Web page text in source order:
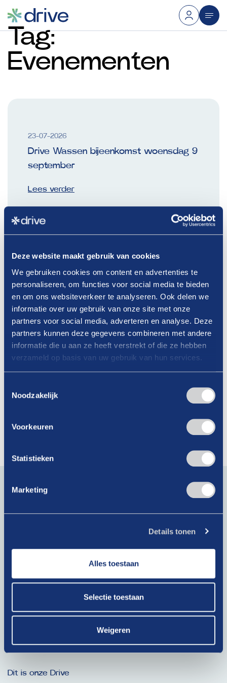
Deze website maakt gebruik van cookies
We gebruiken cookies om content en advertenties te
personaliseren, om functies voor social media te bieden
en om ons websiteverkeer te analyseren. Ook delen we
informatie over uw gebruik van onze site met onze
partners voor social media, adverteren en analyse. Deze
partners kunnen deze gegevens combineren met andere
informatie die u aan ze heeft verstrekt of die ze hebben
verzameld op basis van uw gebruik van hun services.
Noodzakelijk
Voorkeuren
Statistieken
Marketing
Details tonen
Alles toestaan
Selectie toestaan
Weigeren
Tag:
Evenementen
23-07-2026
Drive Wassen bijeenkomst woensdag 9
september
Lees verder
13-05-2026
Bij het klikken op ‘Verzenden’ ga je akkoord met ons
Ga snel naar
Dit is onze Drive